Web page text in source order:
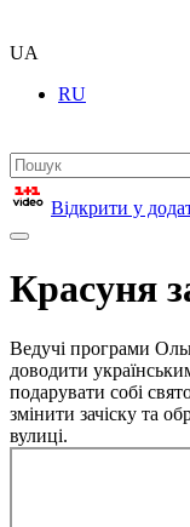
UA
RU
Відкрити у
Красуня
Ведучі програми
доводити
подарувати собі
змінити зачіску та
вулиці.